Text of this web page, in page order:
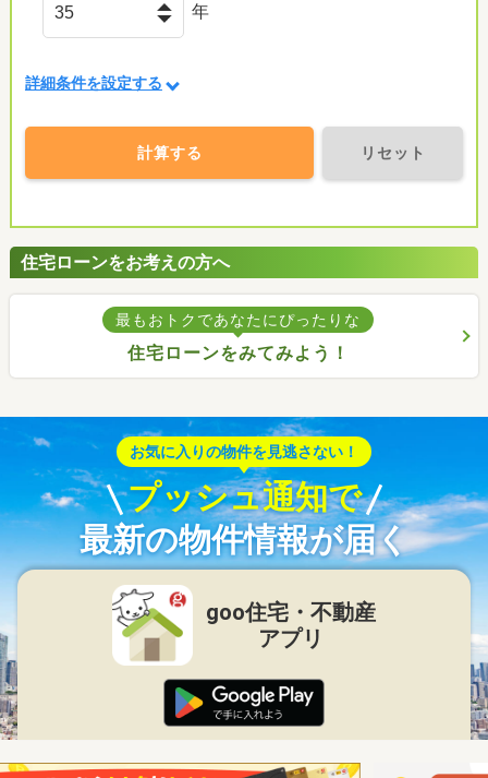
年
詳細条件を設定する
計算する リセット
住宅ローンをお考えの方へ
最もおトクであなたにぴったりな
住宅ローンをみてみよう！
お気に入りの物件を見逃さない！
プッシュ通知で
最新の物件情報が届く
goo住宅・不動産
アプリ